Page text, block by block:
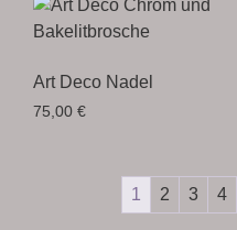
Art Deco Nadel
75,00 €
1 2 3 4